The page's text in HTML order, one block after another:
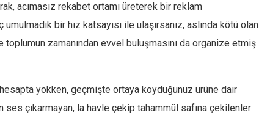
acımasız rekabet ortamı üreterek bir reklam
bir hız katsayısı ile ulaşırsanız, aslında kötü olan
zamanından evvel buluşmasını da organize etmiş
yokken, geçmişte ortaya koyduğunuz ürüne dair
ses çıkarmayan, la havle çekip tahammül safına çekilenler